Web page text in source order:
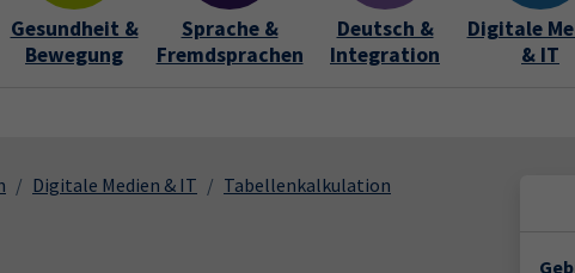
Gesundheit &
Bewegung
Sprache &
Fremdsprachen
Deutsch &
Integration
Digitale
& IT
Digitale Medien & IT
Tabellenkalkulation